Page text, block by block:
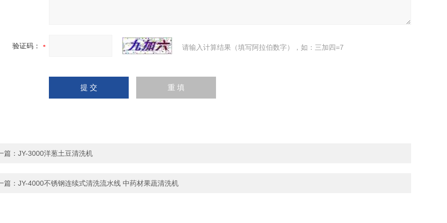
验证码： 请输入计算结果（填写阿拉伯数字），如：三加四=7
篇： JY-3000洋葱土豆清洗机
篇： JY-4000不锈钢连续式清洗流水线 中药材果蔬清洗机